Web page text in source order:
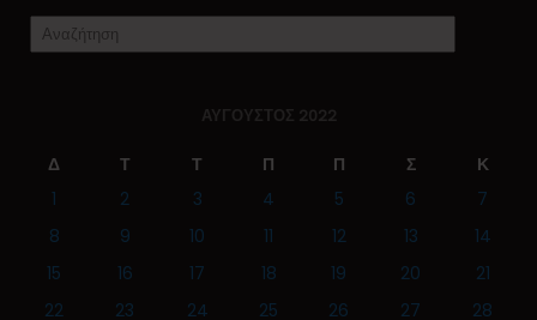
ΑΎΓΟΥΣΤΟΣ 2022
Δ Τ Τ Π Π Σ
Κ
1
2 3 4 5 6
7
8
9 10 11 12 13
14
15
16 17 18 19 20
21
22
23 24 25 26 27 28